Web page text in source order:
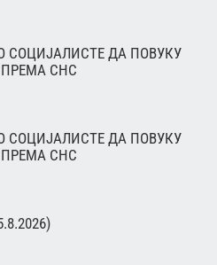
СОЦИЈАЛИСТЕ ДА ПОВУКУ
СНС
СОЦИЈАЛИСТЕ ДА ПОВУКУ
СНС